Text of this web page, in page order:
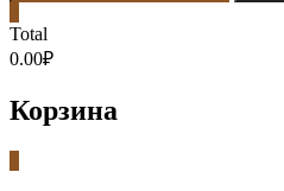
Total
0.00₽
Корзина